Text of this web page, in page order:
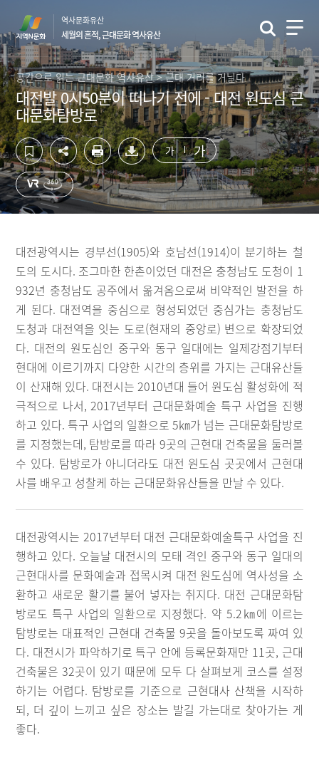
츠
영
역
바
로
가
기
영
역
바
로
가
기
역사문화유산
세월의 흔적, 근대문화 역사유산
공간으로 읽는 근대문화 역사유산 > 근대 거리를 거닐다
대전발 0시50분이 떠나기 전에 - 대전 원도심 근
대문화탐방로
가 가
대전광역시는 경부선(1905)와 호남선(1914)이 분기하는 철
도의 도시다. 조그마한 한촌이었던 대전은 충청남도 도청이 1
932년 충청남도 공주에서 옮겨옴으로써 비약적인 발전을 하
게 된다. 대전역을 중심으로 형성되었던 중심가는 충청남도
도청과 대전역을 잇는 도로(현재의 중앙로) 변으로 확장되었
다. 대전의 원도심인 중구와 동구 일대에는 일제강점기부터
현대에 이르기까지 다양한 시간의 층위를 가지는 근대유산들
이 산재해 있다. 대전시는 2010년대 들어 원도심 활성화에 적
극적으로 나서, 2017년부터 근대문화예술 특구 사업을 진행
하고 있다. 특구 사업의 일환으로 5㎞가 넘는 근대문화탐방로
를 지정했는데, 탐방로를 따라 9곳의 근현대 건축물을 둘러볼
수 있다. 탐방로가 아니더라도 대전 원도심 곳곳에서 근현대
사를 배우고 성찰케 하는 근대문화유산들을 만날 수 있다.
대전광역시는 2017년부터 대전 근대문화예술특구 사업을 진
행하고 있다. 오늘날 대전시의 모태 격인 중구와 동구 일대의
근현대사를 문화예술과 접목시켜 대전 원도심에 역사성을 소
환하고 새로운 활기를 불어 넣자는 취지다. 대전 근대문화탐
방로도 특구 사업의 일환으로 지정했다. 약 5.2㎞에 이르는
탐방로는 대표적인 근현대 건축물 9곳을 돌아보도록 짜여 있
다. 대전시가 파악하기로 특구 안에 등록문화재만 11곳, 근대
건축물은 32곳이 있기 때문에 모두 다 살펴보게 코스를 설정
하기는 어렵다. 탐방로를 기준으로 근현대사 산책을 시작하
되, 더 깊이 느끼고 싶은 장소는 발길 가는대로 찾아가는 게
좋다.